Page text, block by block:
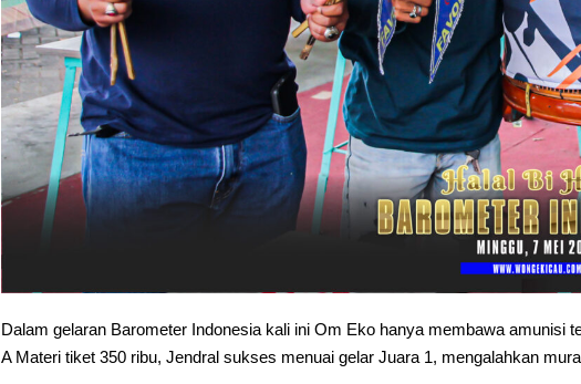
Dalam gelaran Barometer Indonesia kali ini Om Eko hanya membawa amunisi
A Materi tiket 350 ribu, Jendral sukses menuai gelar Juara 1, mengalahkan